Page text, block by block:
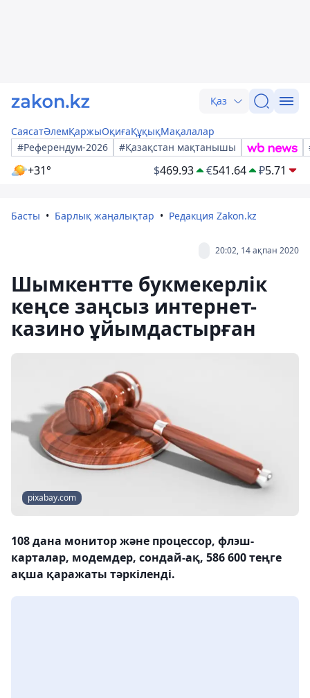
Қаз
СаясатӘлемҚаржыОқиғаҚұқықМақалалар
#Референдум-2026
#Қазақстан мақтанышы
+31° $469.93 €541.64 ₽5.71
Басты Барлық жаңалықтар Редакция Zakon.kz
20:02, 14 ақпан 2020
Шымкентте букмекерлік
кеңсе заңсыз интернет-
казино ұйымдастырған
pixabay.com
108 дана монитор және процессор, флэш-
карталар, модемдер, сондай-ақ, 586 600 теңге
ақша қаражаты тәркіленді.